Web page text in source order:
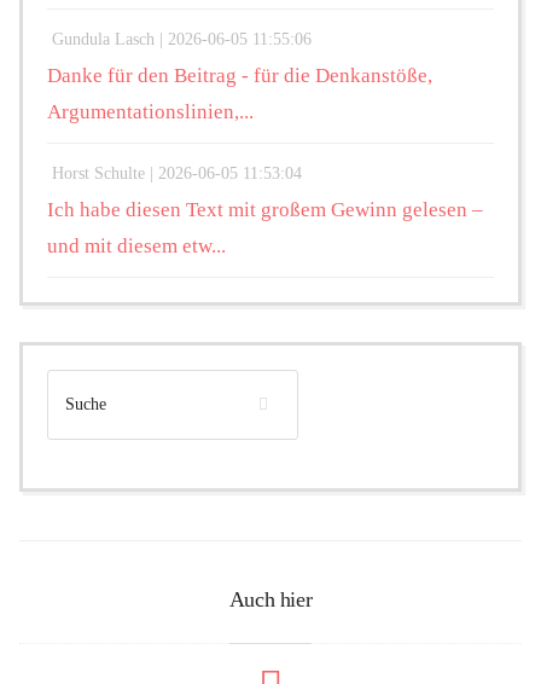
Gundula Lasch | 2026-06-05 11:55:06
Danke für den Beitrag - für die Denkanstöße,
Argumentationslinien,...
Horst Schulte | 2026-06-05 11:53:04
Ich habe diesen Text mit großem Gewinn gelesen –
und mit diesem etw...
Auch hier